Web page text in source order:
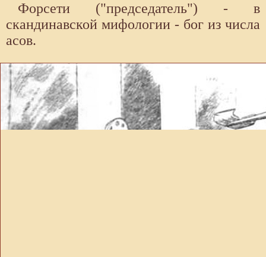
Форсети ("председатель") - в
скандинавской мифологии - бог из числа
асов.